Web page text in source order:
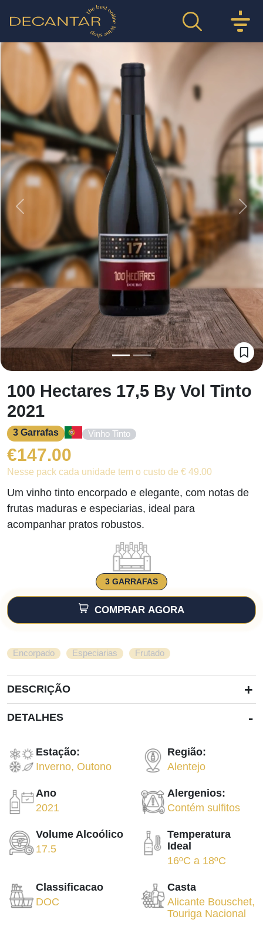
Previous
100 Hectares 17,5 By Vol Tinto
2021
3 Garrafas Vinho Tinto
€147.00
Nesse pack cada unidade tem o custo de € 49.00
Um vinho tinto encorpado e elegante, com notas de
frutas maduras e especiarias, ideal para
acompanhar pratos robustos.
3 GARRAFAS
COMPRAR AGORA
Encorpado Especiarias Frutado
DESCRIÇÃO +
DETALHES -
Estação:
Inverno, Outono
Região:
Alentejo
Ano
2021
Alergenios:
Contém sulfitos
Volume Alcoólico
17.5
Temperatura
Ideal
16ºC a 18ºC
Classificacao
DOC
Casta
Alicante Bouschet,
Touriga Nacional